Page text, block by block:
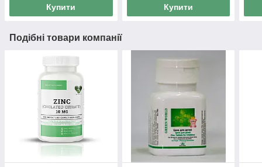
Купити Купити
Подібні товари компанії